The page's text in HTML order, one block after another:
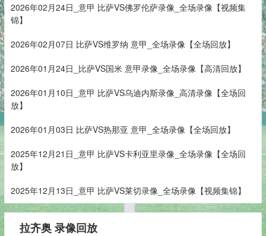
2026年02月24日_意甲 比萨VS佛罗伦萨录像_全场录像【视频集
锦】
2026年02月07日 比萨VS维罗纳 意甲_全场录像【全场回放】
2026年01月24日_比萨VS国米 意甲录像_全场录像【高清回放】
2026年01月10日_意甲 比萨VS乌迪内斯录像_高清录像【全场回
放】
2026年01月03日 比萨VS热那亚 意甲_全场录像【全场回放】
2025年12月21日_意甲 比萨VS卡利亚里录像_全场录像【全场回
放】
2025年12月13日_意甲 比萨VS莱切录像_全场录像【视频集锦】
拉齐奥 录像回放